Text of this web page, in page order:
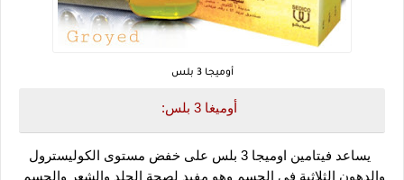
أوميجا 3 بلس
أوميغا 3 بلس: